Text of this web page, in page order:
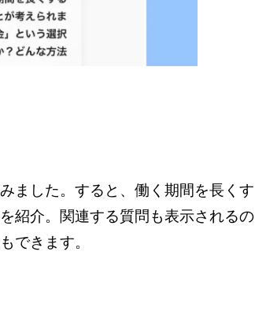
ました。すると、働く期間を長くす
紹介。関連する質問も表示されるの
できます。